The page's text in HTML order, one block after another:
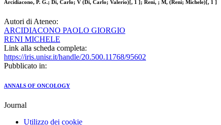
Arcidiacono, P. G.; Di, Carlo; V (Di, Carlo; Valerio)[, 1 ]; Reni, ; M, (Reni; Michele)[, 1 ]
Autori di Ateneo:
ARCIDIACONO PAOLO GIORGIO
RENI MICHELE
Link alla scheda completa:
https://iris.unisr.it/handle/20.500.11768/95602
Pubblicato in:
ANNALS OF ONCOLOGY
Journal
Utilizzo dei cookie